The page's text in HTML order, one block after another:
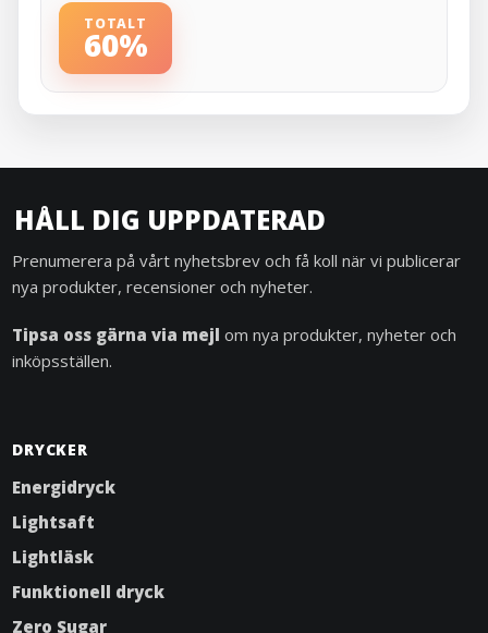
TOTALT
60%
HÅLL DIG UPPDATERAD
Prenumerera på vårt nyhetsbrev och få koll när vi publicerar
nya produkter, recensioner och nyheter.
Tipsa oss gärna via mejl om nya produkter, nyheter och
inköpsställen.
DRYCKER
Energidryck
Lightsaft
Lightläsk
Funktionell dryck
Zero Sugar